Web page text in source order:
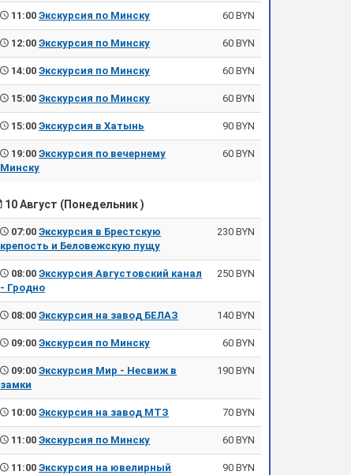
11:00Экскурсия по Минску 60 BYN
12:00Экскурсия по Минску 60 BYN
14:00Экскурсия по Минску 60 BYN
15:00Экскурсия по Минску 60 BYN
15:00Экскурсия в Хатынь 90 BYN
19:00Экскурсия по вечернему
Минску
60 BYN
10 Август (Понедельник )
07:00Экскурсия в Брестскую
крепость и Беловежскую пущу
230 BYN
08:00Экскурсия Августовский канал
- Гродно
250 BYN
08:00Экскурсия на завод БЕЛАЗ 140 BYN
09:00Экскурсия по Минску 60 BYN
09:00Экскурсия Мир - Несвиж в
замки
190 BYN
10:00Экскурсия на завод МТЗ 70 BYN
11:00Экскурсия по Минску 60 BYN
11:00Экскурсия на ювелирный
90 BYN